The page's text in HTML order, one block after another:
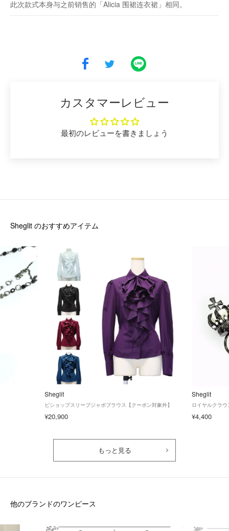
此次款式本身与之前销售的「Alicia 围裙连衣裙」相同。
カスタマーレビュー
最初のレビューを書きましょう
Sheglit のおすすめアイテム
Sheglit
ビショップスリーブジャボブラウス【クーポン対象外】
¥20,900
Sheglit
ロイヤルクラ
¥4,400
もっと見る
他のブランドのワンピース